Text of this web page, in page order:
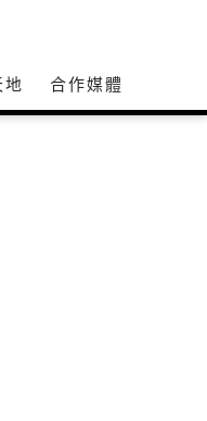
地 合作媒體